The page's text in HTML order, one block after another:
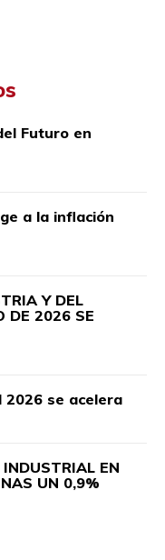
Futuro en
a la inflación
Y DEL
DE 2026 SE
2026 se acelera
EN
UN 0,9%